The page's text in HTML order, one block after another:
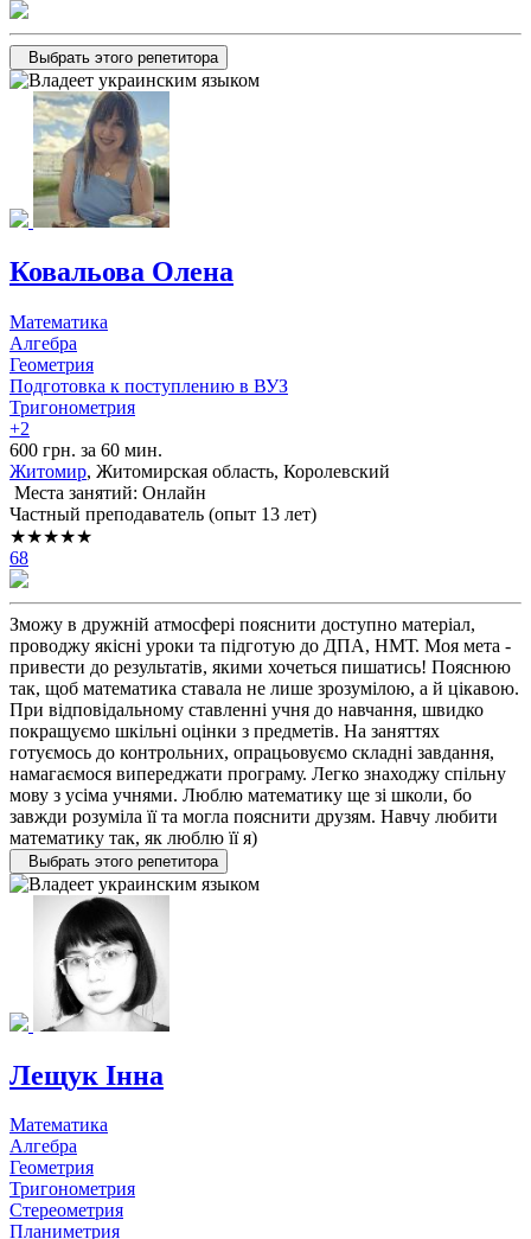
Выбрать этого репетитора
Ковальова Олена
Математика
Алгебра
Геометрия
Подготовка к поступлению в ВУЗ
Тригонометрия
+2
600 грн. за 60 мин.
Житомир, Житомирская область, Королевский
Места занятий: Онлайн
Частный преподаватель (опыт 13 лет)
★★★★★
68
Зможу в дружній атмосфері пояснити доступно матеріал,
проводжу якісні уроки та підготую до ДПА, НМТ. Моя мета -
привести до результатів, якими хочеться пишатись! Пояснюю
так, щоб математика ставала не лише зрозумілою, а й цікавою.
При відповідальному ставленні учня до навчання, швидко
покращуємо шкільні оцінки з предметів. На заняттях
готуємось до контрольних, опрацьовуємо складні завдання,
намагаємося випереджати програму. Легко знаходжу спільну
мову з усіма учнями. Люблю математику ще зі школи, бо
завжди розуміла її та могла пояснити друзям. Навчу любити
математику так, як люблю її я)
Выбрать этого репетитора
Лещук Інна
Математика
Алгебра
Геометрия
Тригонометрия
Стереометрия
Планиметрия